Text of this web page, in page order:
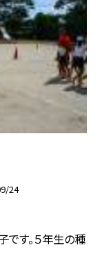
24
です。５年生の種